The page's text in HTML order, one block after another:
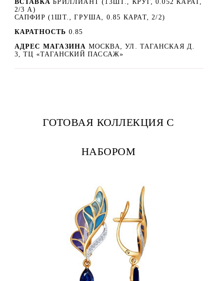
ВСТАВКА
БРИЛЛИАНТ (13ШТ., КРУГ, 0.052 КАРАТ,
2/3 А)
САПФИР (1ШТ., ГРУША, 0.85 КАРАТ, 2/2)
КАРАТНОСТЬ 0.85
АДРЕС МАГАЗИНА МОСКВА, УЛ. ТАГАНСКАЯ Д.
3, ТЦ «ТАГАНСКИЙ ПАССАЖ»
ГОТОВАЯ КОЛЛЕКЦИЯ С
НАБОРОМ